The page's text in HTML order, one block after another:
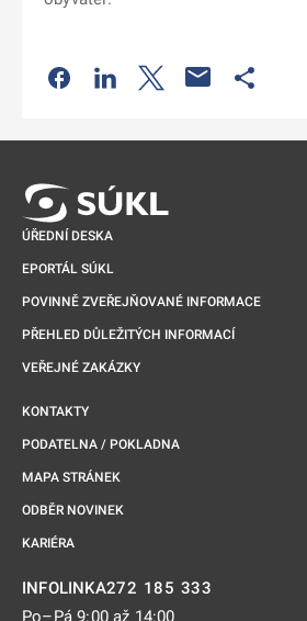
Odkaz se otevře na nové
Odkaz se otevře na
Odkaz se otevře
ÚŘEDNÍ DESKA
EPORTÁL SÚKL
POVINNĚ ZVEŘEJŇOVANÉ INFORMACE
PŘEHLED DŮLEŽITÝCH INFORMACÍ
VEŘEJNÉ ZAKÁZKY
KONTAKTY
PODATELNA / POKLADNA
MAPA STRÁNEK
ODBĚR NOVINEK
KARIÉRA
INFOLINKA272 185 333
Po–Pá 9:00 až 14:00